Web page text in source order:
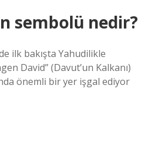
sembolü nedir?
ilk bakışta Yahudilikle
David” (Davut’un Kalkanı)
önemli bir yer işgal ediyor